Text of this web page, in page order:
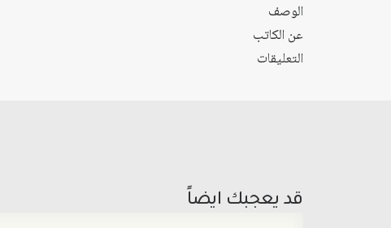
الوصف
عن الكاتب
التعليقات
قد يعجبك ايضاً